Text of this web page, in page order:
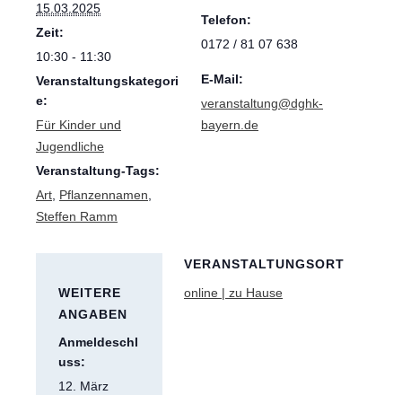
15.03.2025
Zeit:
10:30 - 11:30
Veranstaltungskategori
e:
Für Kinder und
Jugendliche
Veranstaltung-Tags:
Art Pflanzennamen
Steffen Ramm
VERANSTALTUNGSORT
online | zu Hause
Telefon:
0172 / 81 07 638
E-Mail:
veranstaltung@dghk-
bayern.de
WEITERE
ANGABEN
Anmeldeschl
uss:
12. März